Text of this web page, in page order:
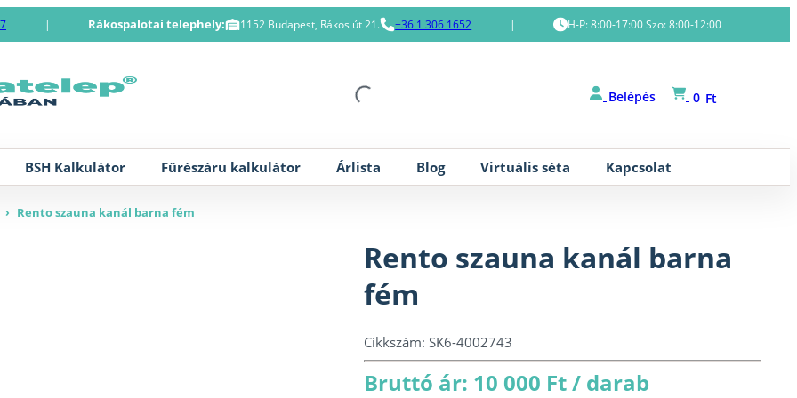
| Rákospalotai telephely: 1152 Budapest, Rákos út 21. +36 1 306 1652 | H-P: 8:00-17:00 Szo: 8:00-12:00
Belépés 0 Ft
BSH Kalkulátor Fűrészáru kalkulátor Árlista Blog Virtuális séta Kapcsolat
› Rento szauna kanál barna fém
Rento szauna kanál barna
fém
Cikkszám: SK6-4002743
Bruttó ár: 10 000 Ft / darab